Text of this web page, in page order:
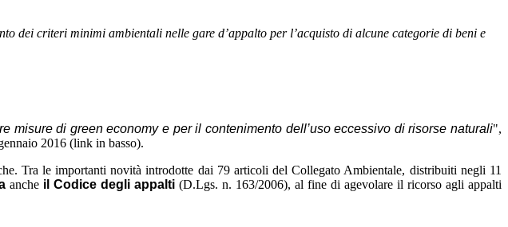
dei criteri minimi ambientali nelle gare d’appalto per l’acquisto di alcune categorie di beni e
misure di green economy e per il contenimento dell’uso eccessivo di risorse naturali",
2016 (link in basso).
Tra le importanti novità introdotte dai 79 articoli del Collegato Ambientale, distribuiti negli 11
anche il Codice degli appalti (D.Lgs. n. 163/2006), al fine di agevolare il ricorso agli appalti